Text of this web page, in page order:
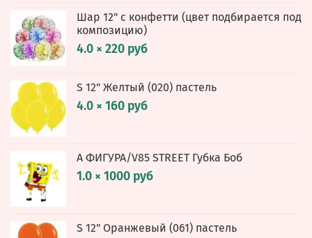
Шар 12" с конфетти (цвет подбирается под
композицию)
4.0 × 220 руб
S 12" Желтый (020) пастель
4.0 × 160 руб
А ФИГУРА/V85 STREET Губка Боб
1.0 × 1000 руб
S 12" Оранжевый (061) пастель